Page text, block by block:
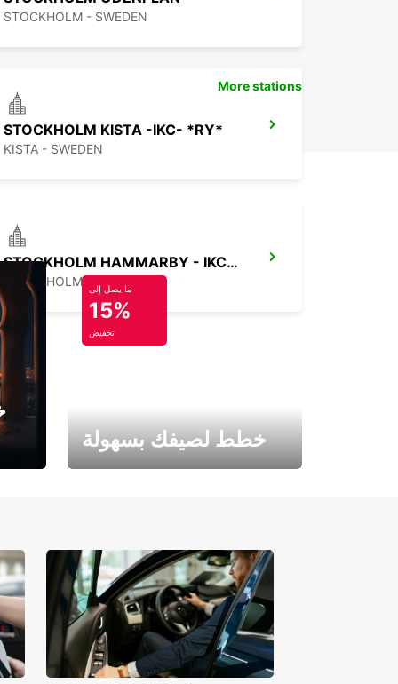
STOCKHOLM - SWEDEN
STOCKHOLM KISTA -IKC- *RY*
KISTA - SWEDEN
STOCKHOLM HAMMARBY - IKC*RY*
STOCKHOLM - SWEDEN
More stations
ما يصل إلى
15%
تخفيض
خطط لصيفك بسهولة